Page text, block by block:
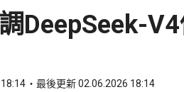
DeepSeek-
最後更新 02.06.2026 18:14